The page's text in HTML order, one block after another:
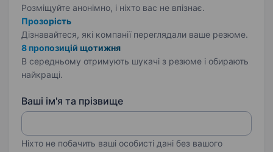
Розміщуйте анонімно, і ніхто вас не впізнає.
Прозорість
Дізнавайтеся, які компанії переглядали ваше резюме.
8 пропозицій щотижня
В середньому отримують шукачі з резюме і обирають
найкращі.
Ваші ім'я та прізвище
Ніхто не побачить ваші особисті дані без вашого